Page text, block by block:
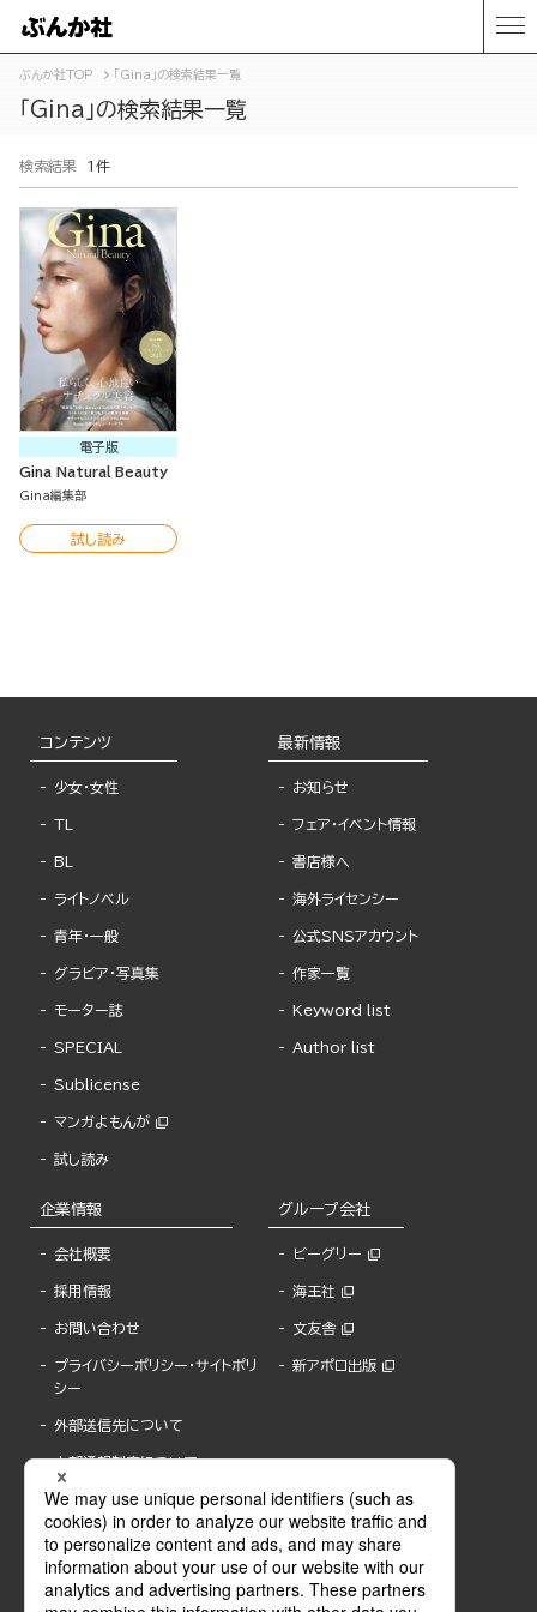
ぶんか社TOP 「Gina」の検索結果一覧
「Gina」の検索結果一覧
検索結果 1件
電子版
Gina Natural Beauty
Gina編集部
試し読み
コンテンツ
少女・女性
TL
BL
ライトノベル
青年・一般
グラビア・写真集
モーター誌
SPECIAL
Sublicense
マンガよもんが
試し読み
最新情報
お知らせ
フェア・イベント情報
書店様へ
海外ライセンシー
公式SNSアカウント
作家一覧
Keyword list
Author list
企業情報
会社概要
採用情報
お問い合わせ
プライバシーポリシー・サイトポリ
シー
外部送信先について
内部通報制度について
グループ会社
ビーグリー
海王社
文友舎
新アポロ出版